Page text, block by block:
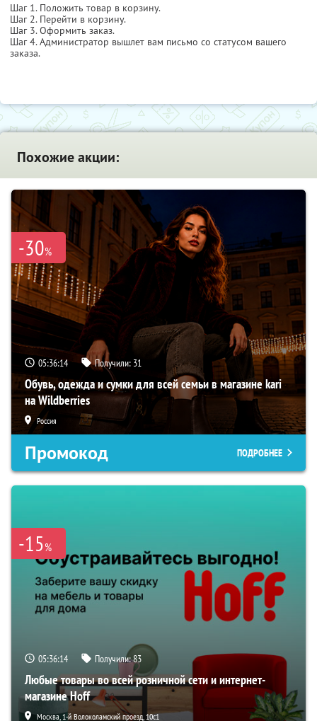
Шаг 1. Положить товар в корзину.
Шаг 2. Перейти в корзину.
Шаг 3. Оформить заказ.
Шаг 4. Администратор вышлет вам письмо со статусом вашего
заказа.
Похожие акции:
-30%
05:36:13 Получили: 31
Обувь, одежда и сумки для всей семьи в магазине kari
на Wildberries
Россия
Промокод ПОДРОБНЕЕ
-15%
05:36:13 Получили:83
Любые товары во всей розничной сети и интернет-
магазине Hoff
Москва, 1-й Волоколамский проезд, 10с1